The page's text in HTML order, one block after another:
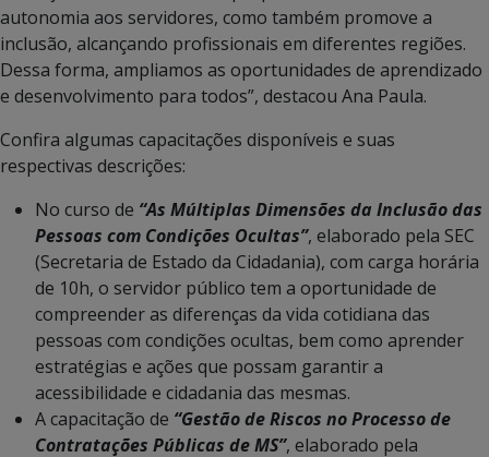
autonomia aos servidores, como também promove a
inclusão, alcançando profissionais em diferentes regiões.
Dessa forma, ampliamos as oportunidades de aprendizado
e desenvolvimento para todos”, destacou Ana Paula.
Confira algumas capacitações disponíveis e suas
respectivas descrições:
No curso de “As Múltiplas Dimensões da Inclusão das
Pessoas com Condições Ocultas”, elaborado pela SEC
(Secretaria de Estado da Cidadania), com carga horária
de 10h, o servidor público tem a oportunidade de
compreender as diferenças da vida cotidiana das
pessoas com condições ocultas, bem como aprender
estratégias e ações que possam garantir a
acessibilidade e cidadania das mesmas.
A capacitação de “Gestão de Riscos no Processo de
Contratações Públicas de MS”, elaborado pela